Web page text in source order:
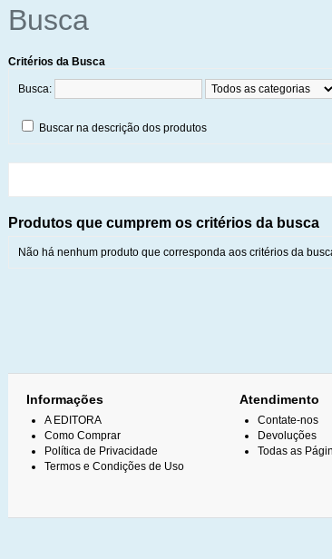
Busca
Critérios da Busca
Busca:
Buscar na descrição dos produtos
Produtos que cumprem os critérios da busca
Não há nenhum produto que corresponda aos critérios da
Informações
A EDITORA
Como Comprar
Política de Privacidade
Termos e Condições de Uso
Atendimento
Contate-nos
Devoluções
Todas as